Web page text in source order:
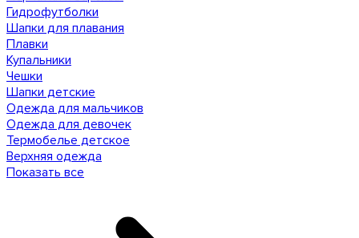
Гидрофутболки
Шапки для плавания
Плавки
Купальники
Чешки
Шапки детские
Одежда для мальчиков
Одежда для девочек
Термобелье детское
Верхняя одежда
Показать все